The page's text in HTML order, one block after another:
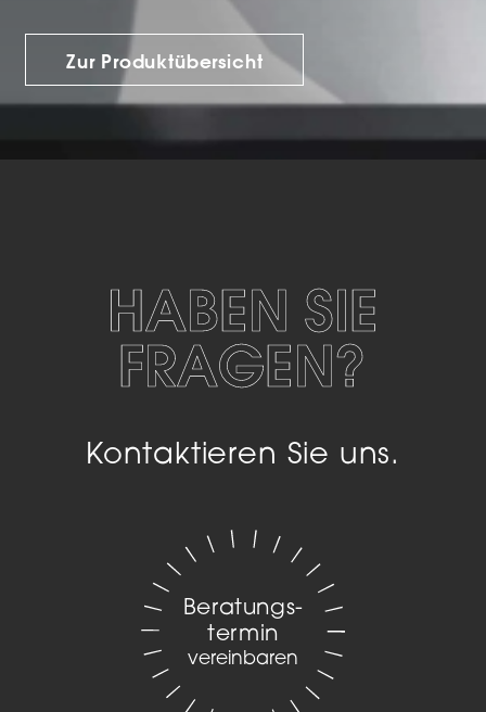
Zur Produktübersicht
HABEN SIE
FRAGEN?
Kontaktieren Sie uns.
Beratungs­
termin
vereinbaren